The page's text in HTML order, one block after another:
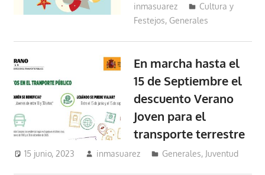
inmasuarez
Cultura y
Festejos, Generales
En marcha hasta el
15 de Septiembre el
descuento Verano
Joven para el
transporte terrestre
15 junio, 2023 inmasuarez Generales, Juventud